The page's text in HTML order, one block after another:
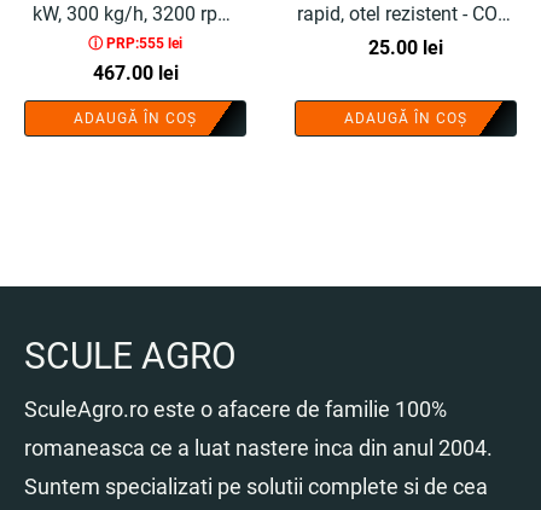
kW, 300 kg/h, 3200 rpm,
tambur 20 ciocanele,
bobinaj 100% cupru,
suport inclus - COBI
ⓘ PRP:555 lei
467.00 lei
ADAUGĂ ÎN COȘ
rapid, otel rezistent - COBI
SMART®
25.00 lei
ADAUGĂ ÎN COȘ
SCULE AGRO
SculeAgro.ro este o afacere de familie 100%
romaneasca ce a luat nastere inca din anul 2004.
Suntem specializati pe solutii complete si de cea